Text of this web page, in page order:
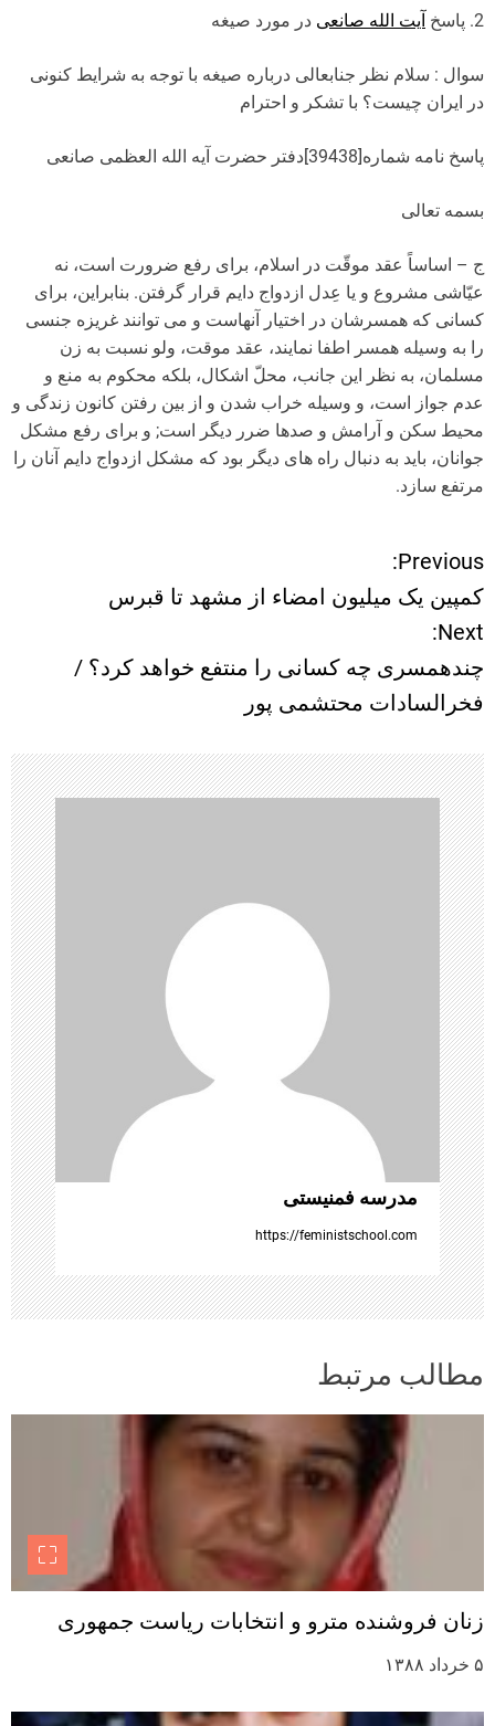
2. پاسخ آیت الله صانعی در مورد صیغه
سوال : سلام نظر جنابعالی درباره صیغه با توجه به شرایط کنونی
در ایران چیست؟ با تشکر و احترام
پاسخ نامه شماره[39438]دفتر حضرت آیه الله العظمی صانعی
بسمه تعالی
ج – اساساً عقد موقّت در اسلام، برای رفع ضرورت است، نه
عیّاشی مشروع و یا عِدل ازدواج دایم قرار گرفتن. بنابراین، برای
کسانی که همسرشان در اختیار آنهاست و می توانند غریزه جنسی
را به وسیله همسر اطفا نمایند، عقد موقت، ولو نسبت به زن
مسلمان، به نظر این جانب، محلّ اشکال، بلکه محکوم به منع و
عدم جواز است، و وسیله خراب شدن و از بین رفتن کانون زندگی و
محیط سکن و آرامش و صدها ضرر دیگر است; و برای رفع مشکل
جوانان، باید به دنبال راه های دیگر بود که مشکل ازدواج دایم آنان را
مرتفع سازد.
ر
ا
ه
ر
ی
ن
و
ش
ت
ه‌
ه
ا
Previous:
کمپین یک میلیون امضاء از مشهد تا قبرس
Next:
چندهمسری چه کسانی را منتفع خواهد کرد؟ /
فخرالسادات محتشمی پور
مدرسه فمنیستی
https://feministschool.com
مطالب مرتبط
زنان فروشنده مترو و انتخابات ریاست جمهوری
۵ خرداد ۱۳۸۸